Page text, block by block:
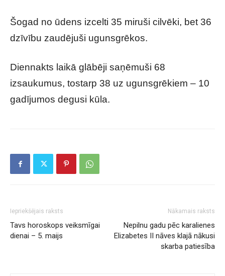
Šogad no ūdens izcelti 35 miruši cilvēki, bet 36
dzīvību zaudējuši ugunsgrēkos.
Diennakts laikā glābēji saņēmuši 68
izsaukumus, tostarp 38 uz ugunsgrēkiem – 10
gadījumos degusi kūla.
Iepriekšējais raksts
Tavs horoskops veiksmīgai
dienai – 5. maijs
Nākamais raksts
Nepilnu gadu pēc karalienes
Elizabetes II nāves klajā nākusi
skarba patiesība